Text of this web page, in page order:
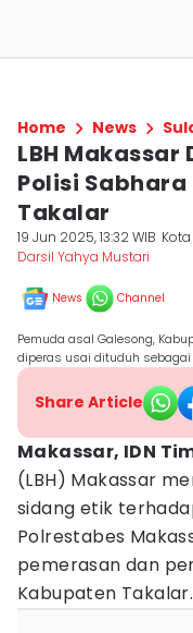
Home News
LBH Makassar
Polisi
Takalar
19 Jun 2025, 13:32 WIB
Darsil Yahya Mustari
News Channel
Pemuda asal Galesong,
diperas usai dituduh
Share Article
Makassar, IDN
(LBH) Makassar
sidang etik
Polrestabes
pemerasan dan
Kabupaten Takalar.